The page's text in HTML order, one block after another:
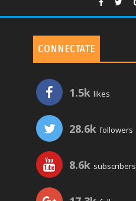
CONNECTATE
1.5k likes
28.6k followers
8.6k subscribers